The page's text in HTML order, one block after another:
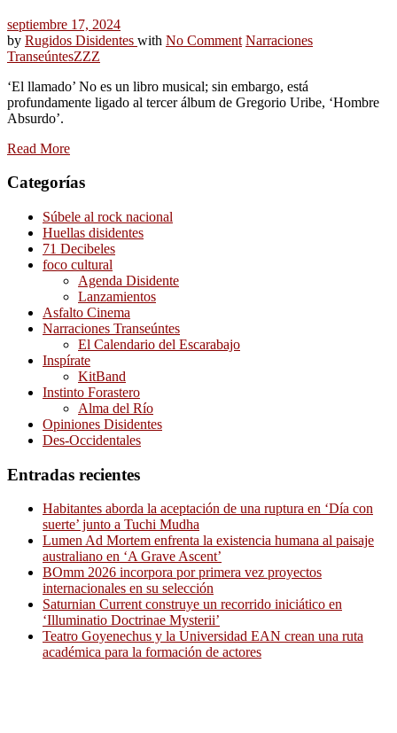
septiembre 17, 2024
by Rugidos Disidentes with No Comment Narraciones
TranseúntesZZZ
‘El llamado’ No es un libro musical; sin embargo, está
profundamente ligado al tercer álbum de Gregorio Uribe, ‘Hombre
Absurdo’.
Read More
Categorías
Súbele al rock nacional
Huellas disidentes
71 Decibeles
foco cultural
Agenda Disidente
Lanzamientos
Asfalto Cinema
Narraciones Transeúntes
El Calendario del Escarabajo
Inspírate
KitBand
Instinto Forastero
Alma del Río
Opiniones Disidentes
Des-Occidentales
Entradas recientes
Habitantes aborda la aceptación de una ruptura en ‘Día con
suerte’ junto a Tuchi Mudha
Lumen Ad Mortem enfrenta la existencia humana al paisaje
australiano en ‘A Grave Ascent’
BOmm 2026 incorpora por primera vez proyectos
internacionales en su selección
Saturnian Current construye un recorrido iniciático en
‘Illuminatio Doctrinae Mysterii’
Teatro Goyenechus y la Universidad EAN crean una ruta
académica para la formación de actores